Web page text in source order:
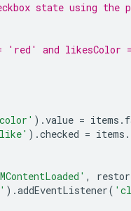
state using the
'red' and likesColor
).value = items .
).checked = items .
,
).addEventListener(